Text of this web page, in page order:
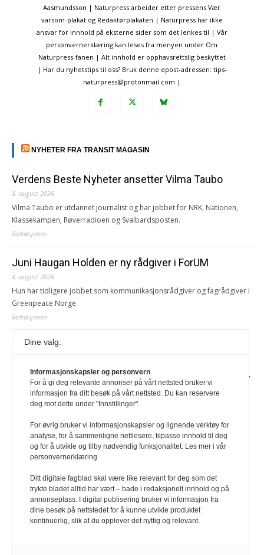
Aasmundsson | Naturpress arbeider etter pressens Vær
varsom-plakat og Redaktørplakaten | Naturpress har ikke
ansvar for innhold på eksterne sider som det lenkes til | Vår
personvernerklæring kan leses fra menyen under Om
Naturpress-fanen | Alt innhold er opphavsrettslig beskyttet
| Har du nyhetstips til oss? Bruk denne epost-adressen: tips-
naturpress@protonmail.com |
NYHETER FRA TRANSIT MAGASIN
Verdens Beste Nyheter ansetter Vilma Taubo
8. august 2026
Vilma Taubo er utdannet journalist og har jobbet for NRK, Nationen,
Klassekampen, Røverradioen og Svalbardsposten.
Redaksjonen
Juni Haugan Holden er ny rådgiver i ForUM
8. august 2026
Hun har tidligere jobbet som kommunikasjonsrådgiver og fagrådgiver i
Greenpeace Norge.
Redaksjonen
Journalist fra Vietnam idømt 7 års fengsel
Kommunistpartiet i Vietnam har total kontroll over alle offisielle medier,
aviser, TV- og radiokanaler. For å lese denne må du ha abonnement
Logg inn her Ny abonnent? Velg Årsabonnement, Månedsabonnement
og bedrifter.
Redaksjonen
Dine valg:
Informasjonskapsler og personvern
For å gi deg relevante annonser på vårt nettsted bruker vi
informasjon fra ditt besøk på vårt nettsted. Du kan reservere
deg mot dette under "Innstillinger".
For øvrig bruker vi informasjonskapsler og lignende verktøy for
analyse, for å sammenligne nettlesere, tilpasse innhold til deg
og for å utvikle og tilby nødvendig funksjonalitet. Les mer i vår
personvernerklæring.
Ditt digitale fagblad skal være like relevant for deg som det
trykte bladet alltid har vært – bade i redaksjonelt innhold og på
annonseplass. I digital publisering bruker vi informasjon fra
dine besøk på nettstedet for å kunne utvikle produktet
kontinuerlig, slik at du opplever det nyttig og relevant.